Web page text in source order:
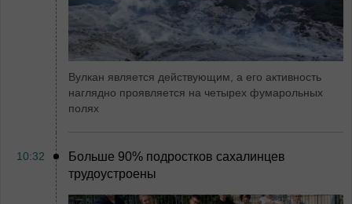
Вулкан является действующим, а его активность
наглядно проявляется на четырех фумарольных
полях
10:32
Больше 90% подростков сахалинцев
трудоустроены